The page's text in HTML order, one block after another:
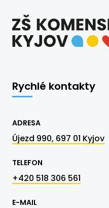
Rychlé kontakty
ADRESA
Újezd 990, 697 01 Kyjov
TELEFON
+420 518 306 561
E-MAIL